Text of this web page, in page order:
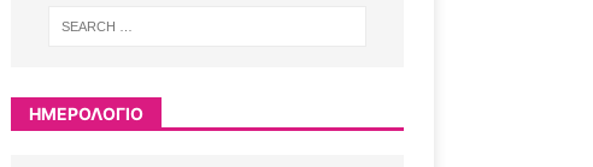
ΗΜΕΡΟΛΟΓΙΟ